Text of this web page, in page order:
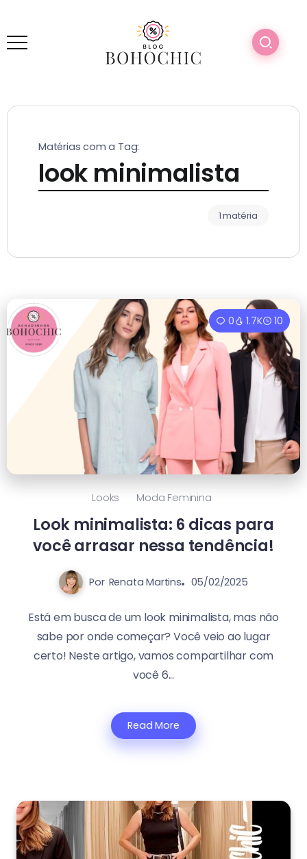
Matérias com a Tag:
look minimalista
1 matéria
0 1.7K 10
Looks Moda Feminina
Look minimalista: 6 dicas para
você arrasar nessa tendência!
Por Renata Martins 05/02/2025
Está em busca de um look minimalista, mas não
sabe por onde começar? Você veio ao lugar
certo! Neste artigo, vamos compartilhar com
você 6...
Read More